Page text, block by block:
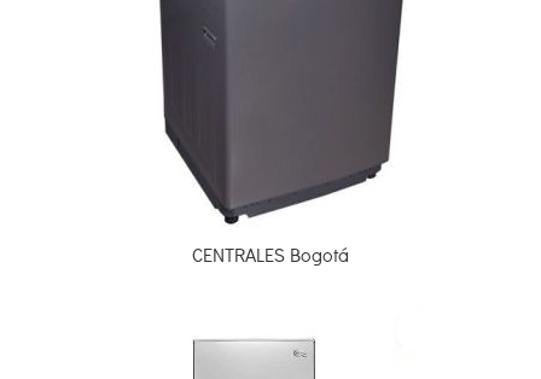
CENTRALES Bogotá